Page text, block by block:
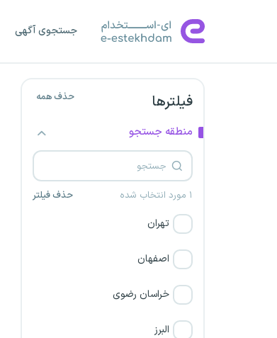
جستجوی آگهی
فیلترها حذف همه
منطقه جستجو
۱ مورد انتخاب شده حذف فیلتر
تهران
اصفهان
خراسان رضوی
البرز